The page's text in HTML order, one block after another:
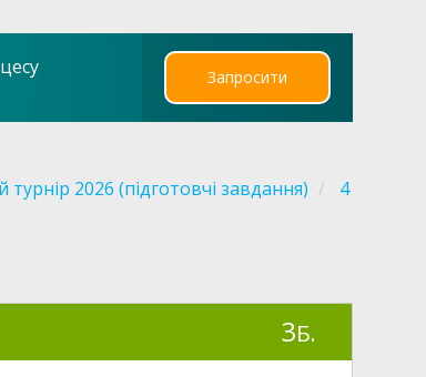
Запросити
2026 (підготовчі завдання)
4
3Б.